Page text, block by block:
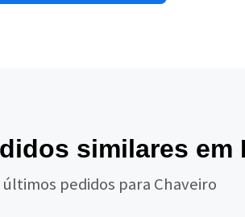
similares em
últimos pedidos para Chaveiro